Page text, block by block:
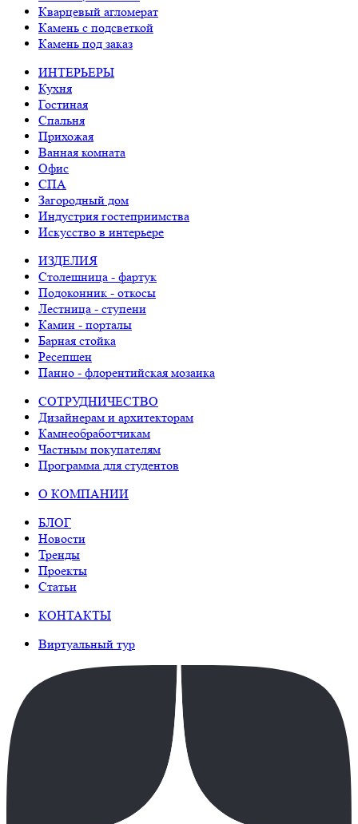
Кварцевый агломерат
Камень с подсветкой
Камень под заказ
ИНТЕРЬЕРЫ
Кухня
Гостиная
Спальня
Прихожая
Ванная комната
Офис
СПА
Загородный дом
Индустрия гостеприимства
Искусство в интерьере
ИЗДЕЛИЯ
Столешница - фартук
Подоконник - откосы
Лестница - ступени
Камин - порталы
Барная стойка
Ресепшен
Панно - флорентийская мозаика
СОТРУДНИЧЕСТВО
Дизайнерам и архитекторам
Камнеобработчикам
Частным покупателям
Программа для студентов
О КОМПАНИИ
БЛОГ
Новости
Тренды
Проекты
Статьи
КОНТАКТЫ
Виртуальный тур